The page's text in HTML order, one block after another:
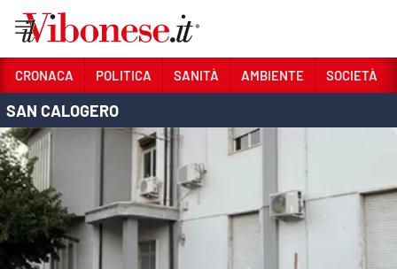
Sezioni
CRONACA
POLITICA
SANITÀ
AMBIENTE
CRONACA POLITICA SANITÀ AMBIENTE SOCIETÀ
SAN CALOGERO